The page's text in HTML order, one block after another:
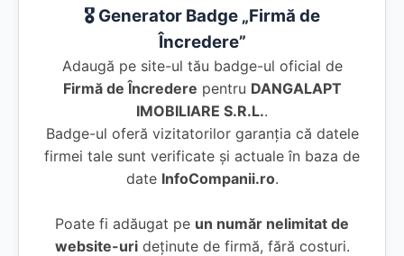
🎖️ Generator Badge „Firmă de
Încredere”
Adaugă pe site-ul tău badge-ul oficial de
Firmă de Încredere pentru DANGALAPT
IMOBILIARE S.R.L..
Badge-ul oferă vizitatorilor garanția că datele
firmei tale sunt verificate și actuale în baza de
date InfoCompanii.ro.
Poate fi adăugat pe un număr nelimitat de
website-urideținute de firmă, fără costuri.